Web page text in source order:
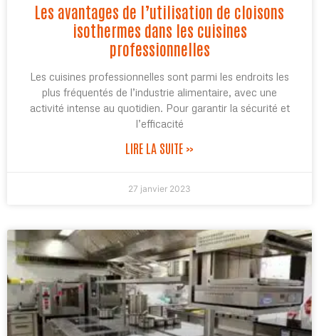
Les avantages de l’utilisation de cloisons
isothermes dans les cuisines
professionnelles
Les cuisines professionnelles sont parmi les endroits les
plus fréquentés de l’industrie alimentaire, avec une
activité intense au quotidien. Pour garantir la sécurité et
l’efficacité
LIRE LA SUITE »
27 janvier 2023